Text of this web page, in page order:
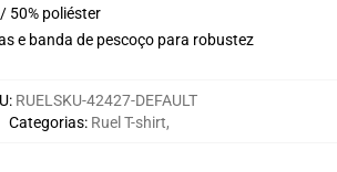
50% poliéster
e banda de pescoço para robustez
: RUELSKU-42427-DEFAULT
Categorias: Ruel T-shirt,